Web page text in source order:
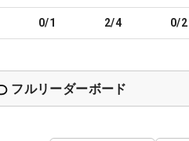
0/1 2/4 0/2
フルリーダーボード